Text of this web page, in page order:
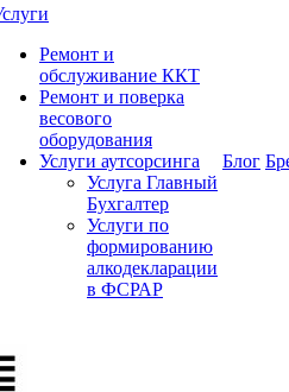
Ремонт и
обслуживание ККТ
Ремонт и поверка
весового
оборудования
Услуги аутсорсинга
Услуга Главный
Бухгалтер
Услуги по
формированию
алкодекларации
в ФСРАР
Блог